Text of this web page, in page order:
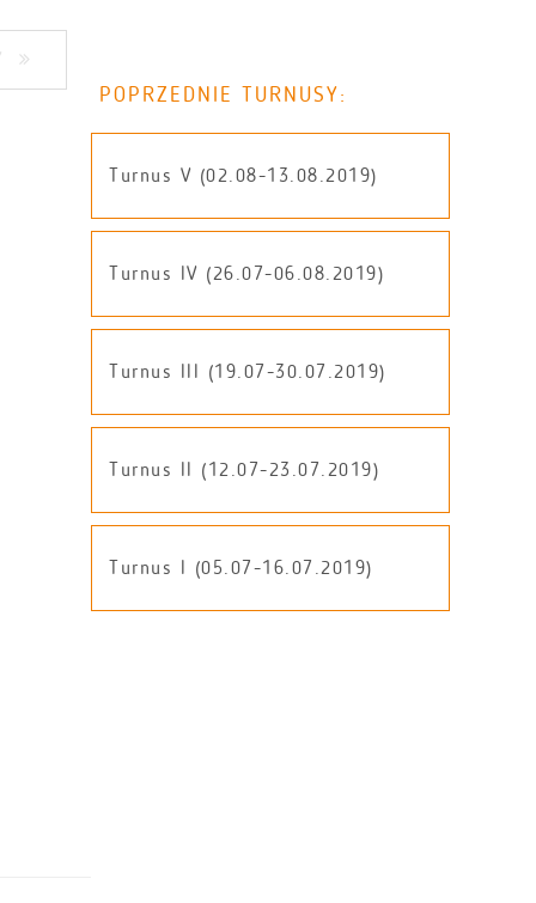
POPRZEDNIE TURNUSY:
Turnus V (02.08-13.08.2019)
Turnus IV (26.07-06.08.2019)
Turnus III (19.07-30.07.2019)
Turnus II (12.07-23.07.2019)
Turnus I (05.07-16.07.2019)